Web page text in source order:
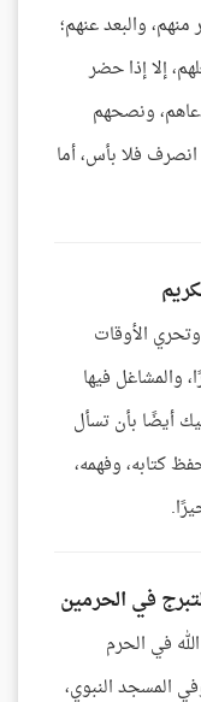
والبعد عنهم؛
إلا إذا حضر
ونصحهم
فلا بأس، أما
الأوقات
والمشاغل فيها
أيضًا بأن تسأل
كتابه، وفهمه،
في الحرمين
في الحرم
المسجد النبوي،